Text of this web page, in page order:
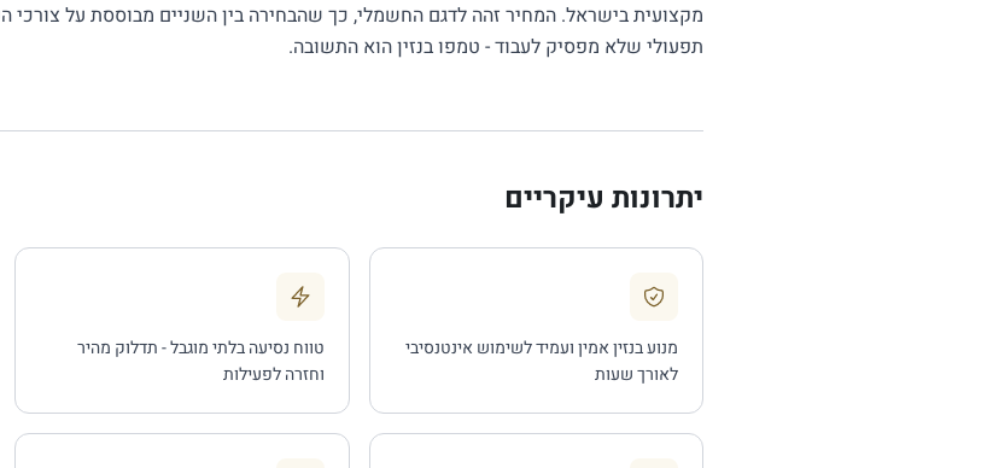
מקצועית בישראל. המחיר זהה לדגם החשמלי, כך שהבחירה בין השניים מבוססת על
תפעולי שלא מפסיק לעבוד - טמפו בנזין הוא התשובה.
יתרונות עיקריים
מנוע בנזין אמין ועמיד לשימוש אינטנסיבי
לאורך שעות
טווח נסיעה בלתי מוגבל - תדלוק מהיר
וחזרה לפעילות